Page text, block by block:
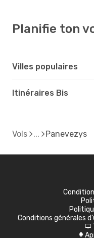
Planifie ton
Villes populaires
Itinéraires Bis
Vols Panevezys
Conditions générales
d
A